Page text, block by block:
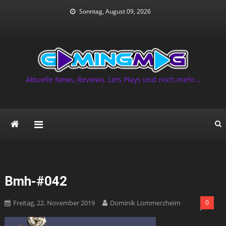
Sonntag, August 09, 2026
Aktuelle News, Reviews, Lets Plays und noch mehr…
Bmh-#042
Freitag, 22. November 2019 Dominik Lommerzheim 0